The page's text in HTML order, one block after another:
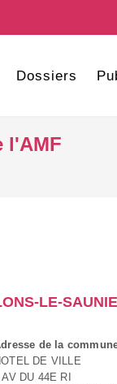
Dossiers
l'AMF
LE-
de la
DE VILLE
AV DU 44E RI